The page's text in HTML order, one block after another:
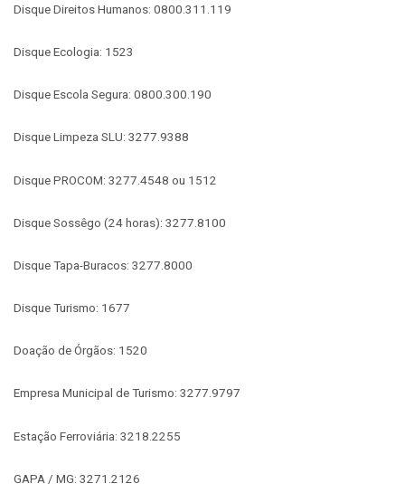
Disque Direitos Humanos: 0800.311.119
Disque Ecologia: 1523
Disque Escola Segura: 0800.300.190
Disque Limpeza SLU: 3277.9388
Disque PROCOM: 3277.4548 ou 1512
Disque Sossêgo (24 horas): 3277.8100
Disque Tapa-Buracos: 3277.8000
Disque Turismo: 1677
Doação de Órgãos: 1520
Empresa Municipal de Turismo: 3277.9797
Estação Ferroviária: 3218.2255
GAPA / MG: 3271.2126